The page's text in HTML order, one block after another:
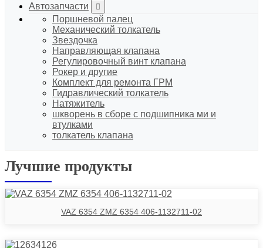
Автозапчасти
Поршневой палец
Механический толкатель
Звездочка
Направляющая клапана
Регулировочный винт клапана
Рокер и другие
Комплект для ремонта ГРМ
Гидравлический толкатель
Натяжитель
шкворень в сборе с подшипника ми и
втулками
толкатель клапана
Лучшие продукты
VAZ 6354 ZMZ 6354 406-1132711-02